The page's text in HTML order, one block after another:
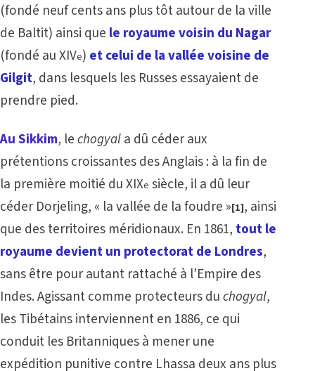
(fondé neuf cents ans plus tôt autour de la ville
de Baltit) ainsi que le royaume voisin du Nagar
(fondé au XIVe) et celui de la vallée voisine de
Gilgit, dans lesquels les Russes essayaient de
prendre pied.
Au Sikkim, lechogyala dû céder aux
prétentions croissantes des Anglais : à la fin de
la première moitié du XIXe siècle, il a dû leur
céder Dorjeling, « la vallée de la foudre »[1], ainsi
que des territoires méridionaux. En 1861, tout le
royaume devient un protectorat de Londres,
sans être pour autant rattaché à l’Empire des
Indes. Agissant comme protecteurs duchogyal,
les Tibétains interviennent en 1886, ce qui
conduit les Britanniques à mener une
expédition punitive contre Lhassa deux ans plus